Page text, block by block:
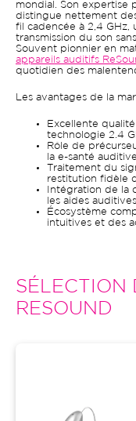
mondial. Son expertise
distingue nettement
fil cadencée à 2,4 GHz,
transmission du son
Souvent pionnier en
appareils auditifs
quotidien des
Les avantages de la
Excellente
technologie 2.4
Rôle de
la e-santé
Traitement du
restitution fidèle
Intégration de la
les aides
Écosystème
intuitives et des
SÉLECTION
RESOUND